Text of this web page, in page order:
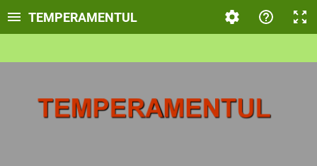
TEMPERAMENTUL